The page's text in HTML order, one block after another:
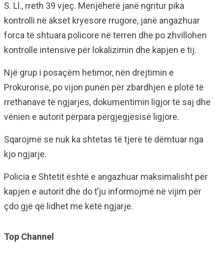
S. Ll., rreth 39 vjeç. Menjëherë janë ngritur pika
kontrolli në akset kryesore rrugore, janë angazhuar
forca të shtuara policore në terren dhe po zhvillohen
kontrolle intensive për lokalizimin dhe kapjen e tij.
Një grup i posaçëm hetimor, nën drejtimin e
Prokurorisë, po vijon punën për zbardhjen e plotë të
rrethanave të ngjarjes, dokumentimin ligjor të saj dhe
vënien e autorit përpara përgjegjësisë ligjore.
Sqarojmë se nuk ka shtetas të tjerë të dëmtuar nga
kjo ngjarje.
Policia e Shtetit është e angazhuar maksimalisht për
kapjen e autorit dhe do t’ju informojmë në vijim për
çdo gjë që lidhet me këtë ngjarje.
Top Channel